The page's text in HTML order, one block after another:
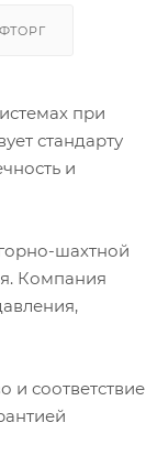
при
стандарту
и
шахтной
Компания
и соответствие